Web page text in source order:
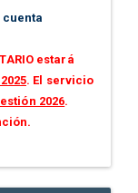
estará
. El servicio
2026.